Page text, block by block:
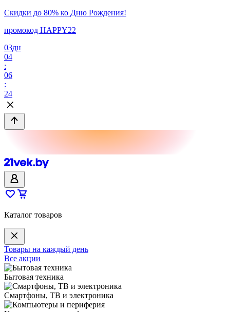
Скидки до 80% ко Дню Рождения!
промокод HAPPY22
03дн
04
:
06
:
24
Каталог товаров
Товары на каждый день
Все акции
Бытовая техника
Смартфоны, ТВ и электроника